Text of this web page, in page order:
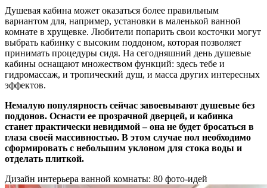
Душевая кабина может оказаться более правильным
вариантом для, например, установки в маленькой ванной
комнате в хрущевке. Любители попарить свои косточки могут
выбрать кабинку с высоким поддоном, которая позволяет
принимать процедуры сидя. На сегодняшний день душевые
кабины оснащают множеством функций: здесь тебе и
гидромассаж, и тропический душ, и масса других интересных
эффектов.
Немалую популярность сейчас завоевывают душевые без
поддонов. Оснасти ее прозрачной дверцей, и кабинка
станет практически невидимой – она не будет бросаться в
глаза своей массивностью. В этом случае пол необходимо
сформировать с небольшим уклоном для стока воды и
отделать плиткой.
Дизайн интерьера ванной комнаты: 80 фото-идей